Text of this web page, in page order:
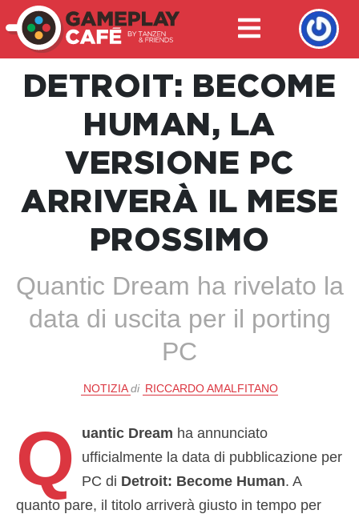
DETROIT: BECOME
HUMAN, LA
VERSIONE PC
ARRIVERÀ IL MESE
PROSSIMO
Quantic Dream ha rivelato la
data di uscita per il porting
PC
NOTIZIA di RICCARDO AMALFITANO
Q uantic Dream ha annunciato
ufficialmente la data di pubblicazione per
PC di Detroit: Become Human. A
quanto pare, il titolo arriverà giusto in tempo per